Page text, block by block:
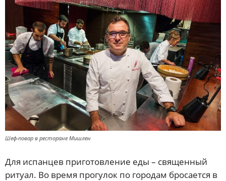
Шеф-повар в ресторане Мишлен
Для испанцев приготовление еды – священный
ритуал. Во время прогулок по городам бросается в